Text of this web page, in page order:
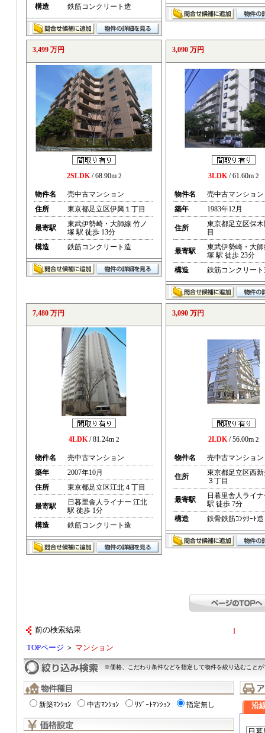
構造
鉄筋コンクリート造
3,499 万円
2SLDK/ 68.90m 2
物件名
売中古マンション
住所
東京都足立区伊興１丁目
最寄駅
東武伊勢崎・大師線 竹ノ
塚 駅 徒歩 13分
構造
鉄筋コンクリート造
3,090 万円
3LDK/ 61.60m 2
物件名
売中古マンション
築年
1983年12月
住所
東京都足立区保
目
最寄駅
東武伊勢崎・大
塚 駅 徒歩 23分
構造
鉄筋コンクリー
7,480 万円
4LDK/ 81.24m 2
物件名
売中古マンション
築年
2007年10月
住所
東京都足立区江北４丁目
最寄駅
日暮里舎人ライナー 江北
駅 徒歩 1分
構造
鉄筋コンクリート造
3,090 万円
2LDK/ 56.00m 2
物件名 売中古マンション
住所
東京都足立区西
３丁目
最寄駅
日暮里舎人ライ
駅 徒歩 7分
構造
鉄骨鉄筋ｺﾝｸﾘｰﾄ造
前の検索結果 1
TOPページ ＞ マンション
※価格、こだわり条件などを指定して物件を絞り込むことが
新築ﾏﾝｼｮﾝ 中古ﾏﾝｼｮﾝ ﾘｿﾞｰﾄﾏﾝｼｮﾝ 指定無し 沿